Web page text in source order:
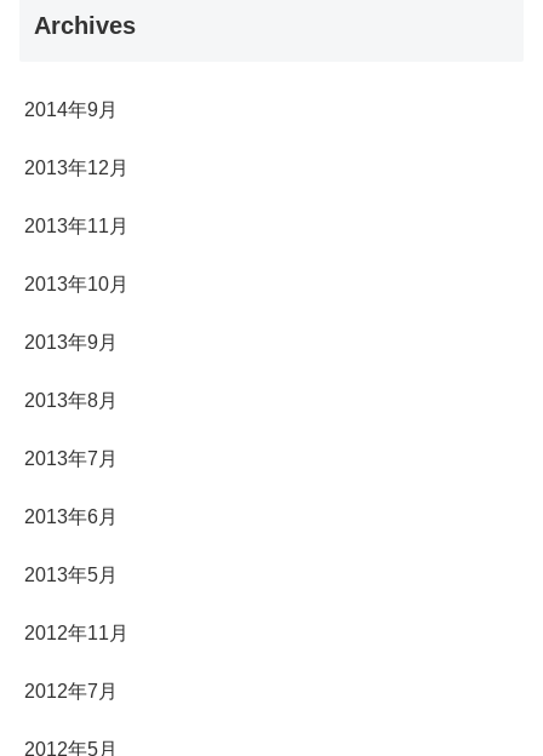
Archives
2014年9月
2013年12月
2013年11月
2013年10月
2013年9月
2013年8月
2013年7月
2013年6月
2013年5月
2012年11月
2012年7月
2012年5月